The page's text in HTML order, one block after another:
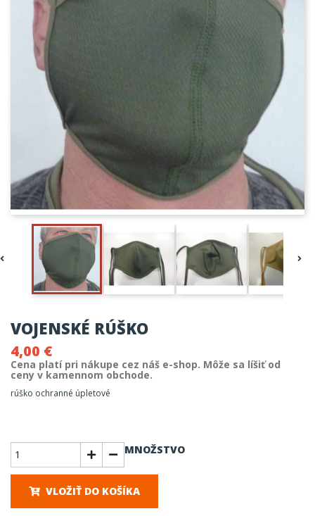
VOJENSKÉ RÚŠKO
4,00 €
Cena platí pri nákupe cez náš e-shop. Môže sa líšiť od
ceny v kamennom obchode.
rúško ochranné úpletové
MNOŽSTVO
VLOŽIŤ DO KOŠÍKA